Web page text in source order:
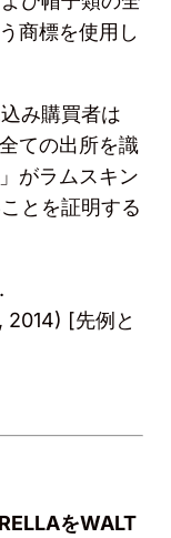
商標を使用し
み購買者は
ての出所を識
」がラムスキン
とを証明する
2014) [先例と
をWALT